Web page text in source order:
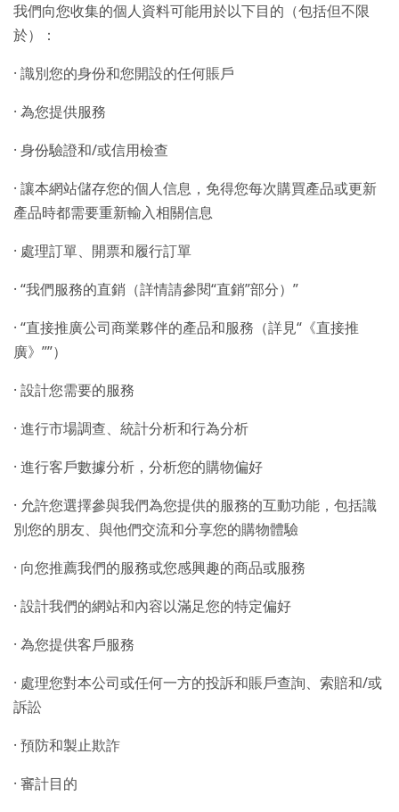
我們向您收集的個人資料可能用於以下目的（包括但不限
於）：
· 識別您的身份和您開設的任何賬戶
· 為您提供服務
· 身份驗證和/或信用檢查
· 讓本網站儲存您的個人信息，免得您每次購買產品或更新
產品時都需要重新輸入相關信息
· 處理訂單、開票和履行訂單
· “我們服務的直銷（詳情請參閱“直銷”部分）”
· “直接推廣公司商業夥伴的產品和服務（詳見“《直接推
廣》””）
· 設計您需要的服務
· 進行市場調查、統計分析和行為分析
· 進行客戶數據分析，分析您的購物偏好
· 允許您選擇參與我們為您提供的服務的互動功能，包括識
別您的朋友、與他們交流和分享您的購物體驗
· 向您推薦我們的服務或您感興趣的商品或服務
· 設計我們的網站和內容以滿足您的特定偏好
· 為您提供客戶服務
· 處理您對本公司或任何一方的投訴和賬戶查詢、索賠和/或
訴訟
· 預防和製止欺詐
· 審計目的